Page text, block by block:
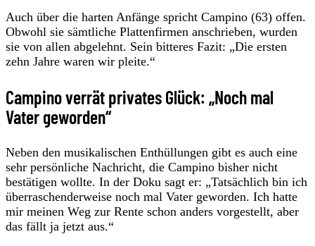
Auch über die harten Anfänge spricht Campino (63) offen.
Obwohl sie sämtliche Plattenfirmen anschrieben, wurden
sie von allen abgelehnt. Sein bitteres Fazit: „Die ersten
zehn Jahre waren wir pleite.“
Campino verrät privates Glück: „Noch mal
Vater geworden“
Neben den musikalischen Enthüllungen gibt es auch eine
sehr persönliche Nachricht, die Campino bisher nicht
bestätigen wollte. In der Doku sagt er: „Tatsächlich bin ich
überraschenderweise noch mal Vater geworden. Ich hatte
mir meinen Weg zur Rente schon anders vorgestellt, aber
das fällt ja jetzt aus.“